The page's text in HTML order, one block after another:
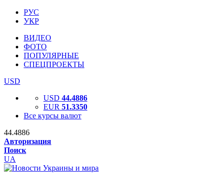
РУС
УКР
ВИДЕО
ФОТО
ПОПУЛЯРНЫЕ
СПЕЦПРОЕКТЫ
USD
USD 44.4886
EUR 51.3350
Все курсы валют
44.4886
Авторизация
Поиск
UA